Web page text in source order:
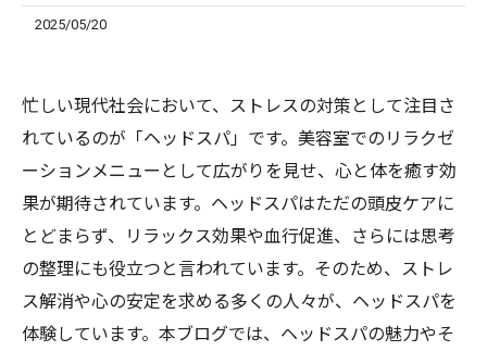
2025/05/20
忙しい現代社会において、ストレスの対策として注目さ
れているのが「ヘッドスパ」です。美容室でのリラクゼ
ーションメニューとして広がりを見せ、心と体を癒す効
果が期待されています。ヘッドスパはただの頭皮ケアに
とどまらず、リラックス効果や血行促進、さらには思考
の整理にも役立つと言われています。そのため、ストレ
ス解消や心の安定を求める多くの人々が、ヘッドスパを
体験しています。本ブログでは、ヘッドスパの魅力やそ